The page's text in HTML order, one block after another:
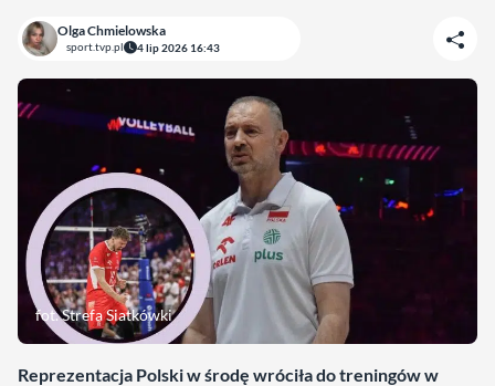
Olga Chmielowska
sport.tvp.pl 4 lip 2026 16:43
fot. Strefa Siatkówki
Reprezentacja Polski w środę wróciła do treningów w